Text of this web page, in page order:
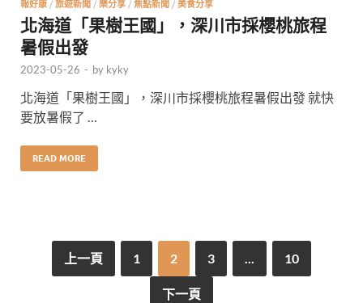
報好康 / 旅遊新聞 / 樂分享 / 焦點新聞 / 美食分享
北海道「果樹王國」，深川市採櫻桃旅程
暑假出發
2023-05-26 - by kyky
北海道「果樹王國」，深川市採櫻桃旅程暑假出發 就快
要放暑假了 …
READ MORE
上一頁 1 2 3 ... 10
下一頁